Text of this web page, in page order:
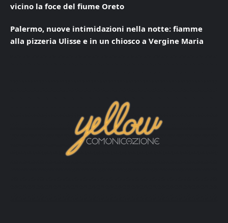
vicino la foce del fiume Oreto
Palermo, nuove intimidazioni nella notte: fiamme
alla pizzeria Ulisse e in un chiosco a Vergine Maria